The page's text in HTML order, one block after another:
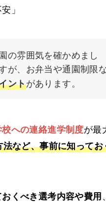
」
の雰囲気を確かめまし
が、お弁当や通園制限
ントがあります。
への連絡進学制度が最
など、事前に知って
くべき選考内容や費用